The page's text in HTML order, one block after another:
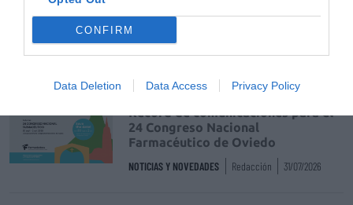
CONFIRM
Data Deletion Data Access Privacy Policy
de uso humano: seguridad y
trazabilidad
DIGITAL Isabel Marín Moral 28/07/2026
Récord de comunicaciones para el
24 Congreso Nacional
Farmacéutico de Oviedo
NOTICIAS Y NOVEDADES Redacción 31/07/2026